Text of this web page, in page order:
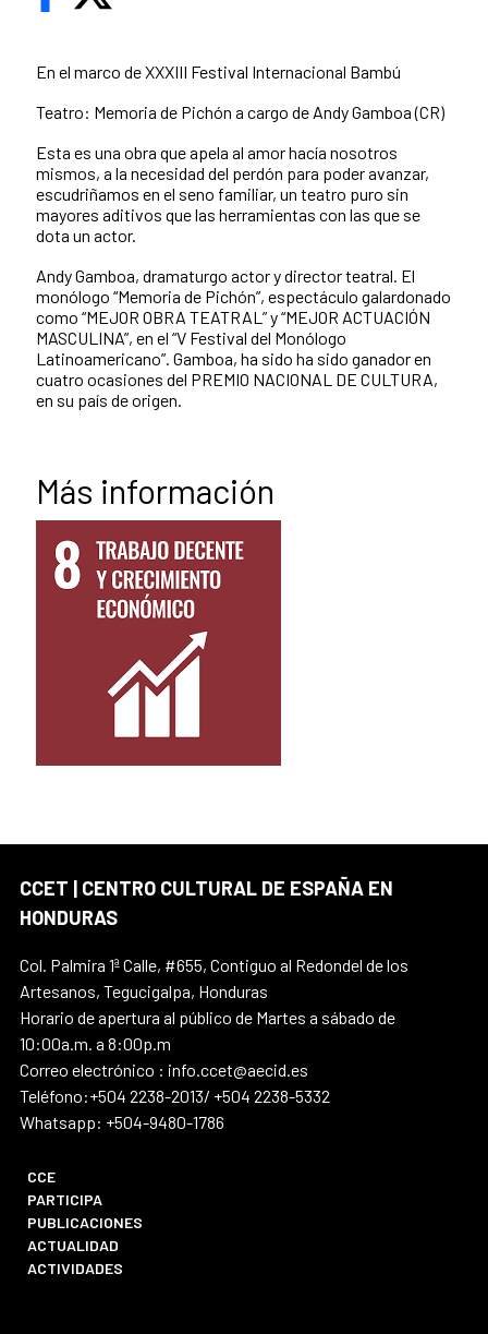
En el marco de XXXIII Festival Internacional Bambú
Teatro: Memoria de Pichón a cargo de Andy Gamboa (CR)
Esta es una obra que apela al amor hacía nosotros
mismos, a la necesidad del perdón para poder avanzar,
escudriñamos en el seno familiar, un teatro puro sin
mayores aditivos que las herramientas con las que se
dota un actor.
Andy Gamboa, dramaturgo actor y director teatral. El
monólogo “Memoria de Pichón”, espectáculo galardonado
como “MEJOR OBRA TEATRAL” y “MEJOR ACTUACIÓN
MASCULINA”, en el “V Festival del Monólogo
Latinoamericano”. Gamboa, ha sido ha sido ganador en
cuatro ocasiones del PREMIO NACIONAL DE CULTURA,
en su país de origen.
Más información
CCET | CENTRO CULTURAL DE ESPAÑA EN
HONDURAS
Col. Palmira 1ª Calle, #655, Contiguo al Redondel de los
Artesanos, Tegucigalpa, Honduras
Horario de apertura al público de Martes a sábado de
10:00a.m. a 8:00p.m
Correo electrónico : info.ccet@aecid.es
Teléfono:+504 2238-2013/ +504 2238-5332
Whatsapp: +504-9480-1786
CCE
PARTICIPA
PUBLICACIONES
ACTUALIDAD
ACTIVIDADES